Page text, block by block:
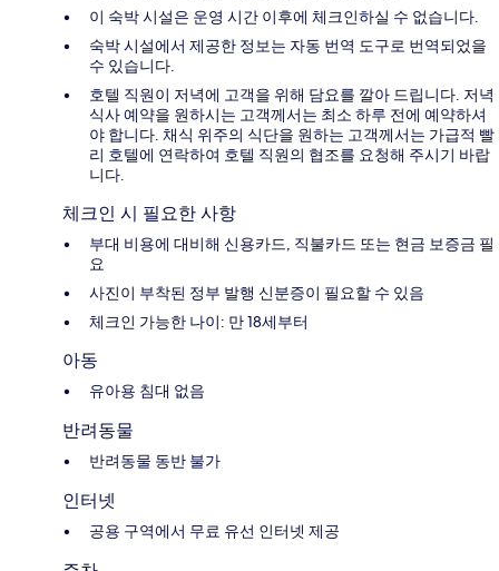
이 숙박 시설은 운영 시간 이후에 체크인하실 수 없습니다.
숙박 시설에서 제공한 정보는 자동 번역 도구로 번역되었을
수 있습니다.
호텔 직원이 저녁에 고객을 위해 담요를 깔아 드립니다. 저녁
식사 예약을 원하시는 고객께서는 최소 하루 전에 예약하셔
야 합니다. 채식 위주의 식단을 원하는 고객께서는 가급적 빨
리 호텔에 연락하여 호텔 직원의 협조를 요청해 주시기 바랍
니다.
체크인 시 필요한 사항
부대 비용에 대비해 신용카드, 직불카드 또는 현금 보증금 필
요
사진이 부착된 정부 발행 신분증이 필요할 수 있음
체크인 가능한 나이: 만 18세부터
아동
유아용 침대 없음
반려동물
반려동물 동반 불가
인터넷
공용 구역에서 무료 유선 인터넷 제공